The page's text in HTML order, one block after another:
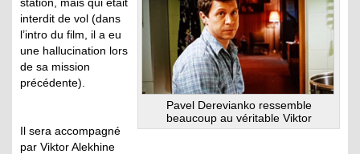
Pavel Derevianko ressemble
beaucoup au véritable Viktor
interdit de vol (dans
l’intro du film, il a eu
une hallucination lors
de sa mission
précédente).
Il sera accompagné
par Viktor Alekhine